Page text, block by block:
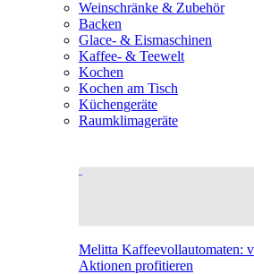
Weinschränke & Zubehör
Backen
Glace- & Eismaschinen
Kaffee- & Teewelt
Kochen
Kochen am Tisch
Küchengeräte
Raumklimageräte
Melitta Kaffeevollautomaten:
Aktionen profitieren